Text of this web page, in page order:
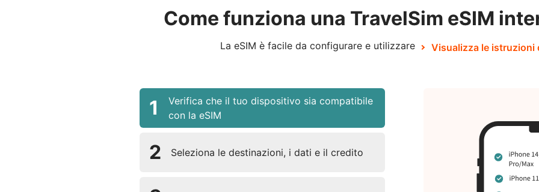
Come funziona una TravelSim eSIM
La eSIM è facile da configurare e utilizzare Visualizza le istruzioni
1
Verifica che il tuo dispositivo sia compatibile
con la eSIM
2 Seleziona le destinazioni, i dati e il credito